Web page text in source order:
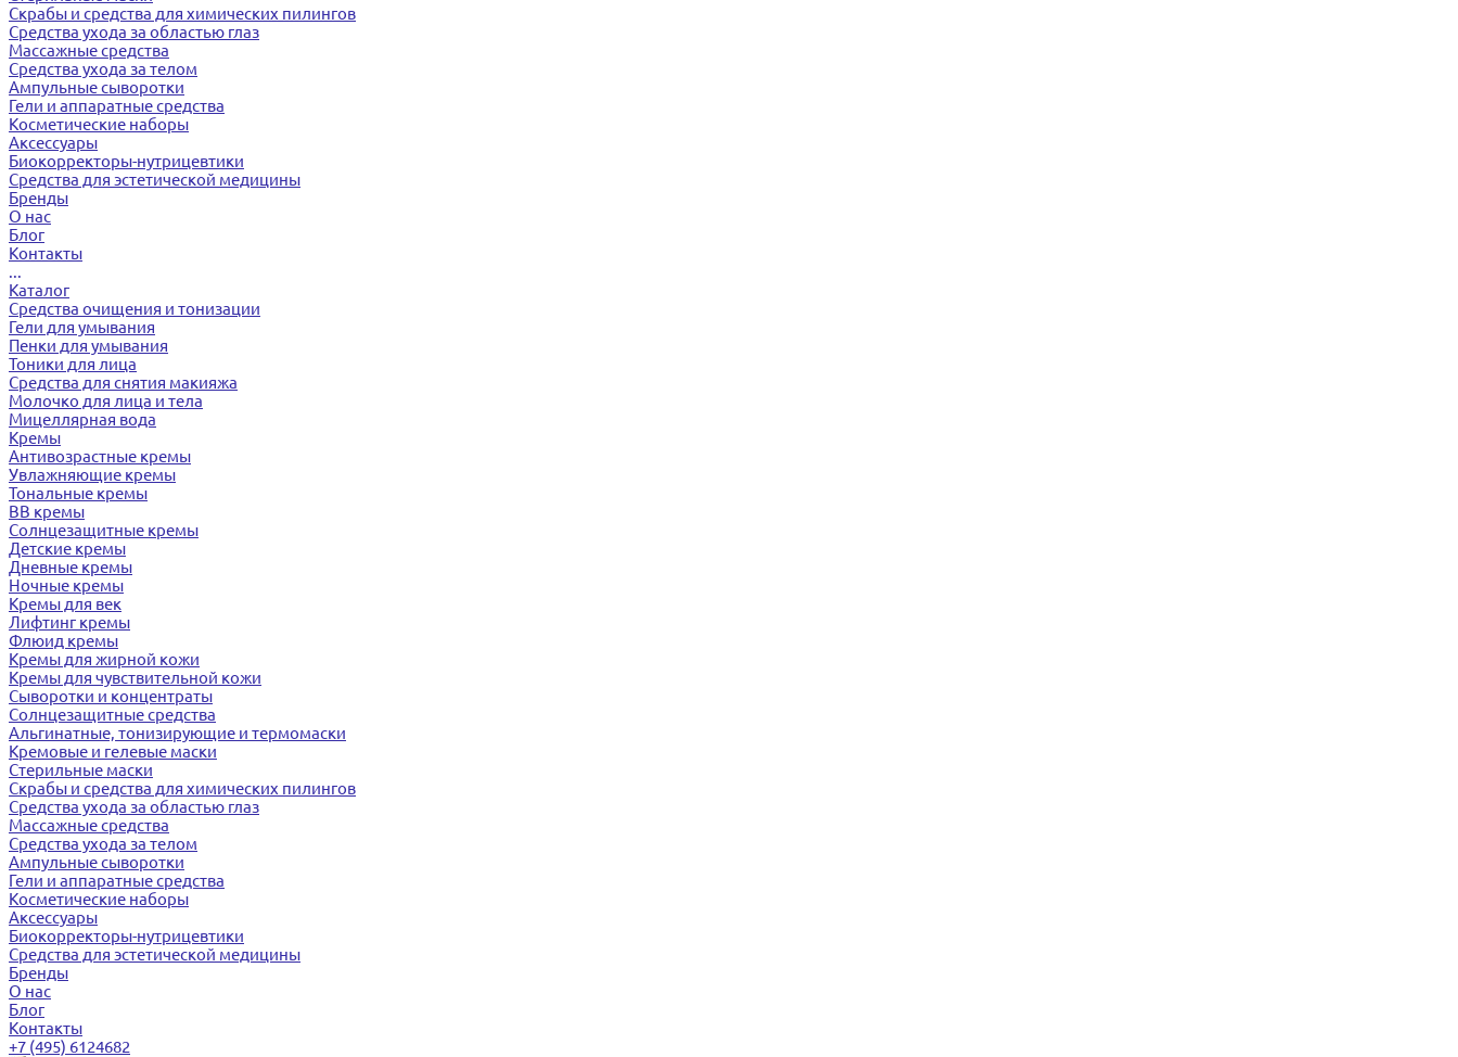
Скрабы и средства для химических пилингов
Средства ухода за областью глаз
Массажные средства
Средства ухода за телом
Ампульные сыворотки
Гели и аппаратные средства
Косметические наборы
Аксессуары
Биокорректоры-нутрицевтики
Средства для эстетической медицины
Бренды
О нас
Блог
Контакты
...
Каталог
Средства очищения и тонизации
Гели для умывания
Пенки для умывания
Тоники для лица
Средства для снятия макияжа
Молочко для лица и тела
Мицеллярная вода
Кремы
Антивозрастные кремы
Увлажняющие кремы
Тональные кремы
BB кремы
Солнцезащитные кремы
Детские кремы
Дневные кремы
Ночные кремы
Кремы для век
Лифтинг кремы
Флюид кремы
Кремы для жирной кожи
Кремы для чувствительной кожи
Сыворотки и концентраты
Солнцезащитные средства
Альгинатные, тонизирующие и термомаски
Кремовые и гелевые маски
Стерильные маски
Скрабы и средства для химических пилингов
Средства ухода за областью глаз
Массажные средства
Средства ухода за телом
Ампульные сыворотки
Гели и аппаратные средства
Косметические наборы
Аксессуары
Биокорректоры-нутрицевтики
Средства для эстетической медицины
Бренды
О нас
Блог
Контакты
+7 (495) 6124682